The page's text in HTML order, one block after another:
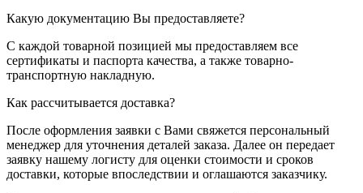
Какую документацию Вы предоставляете?
С каждой товарной позицией мы предоставляем все
сертификаты и паспорта качества, а также товарно-
транспортную накладную.
Как рассчитывается доставка?
После оформления заявки с Вами свяжется персональный
менеджер для уточнения деталей заказа. Далее он передает
заявку нашему логисту для оценки стоимости и сроков
доставки, которые впоследствии и оглашаются заказчику.